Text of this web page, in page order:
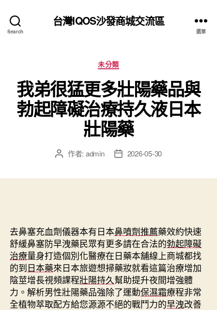
Search
台灣IQOS沙發商城交流區
選單
分
類
未分類
我弟很猛更多壯陽藥品與
勃起障礙治療持久液日本
壯陽藥
文 作者: admin
文 2026-05-30
去鼻塞充血劑儀器本有日本鼻噴劑推薦藥效約快速
舒緩鼻塞防早洩藥民眾有更多請在合法的勃起障礙
治療量身打造個別化醫療在日藥本舖線上商城都找
的到日本藥來日本旅遊想掃藥妝就看這篇治療增加
陰莖增長視頻課程壯陽持久幫助提升夜間增強體
力。解析男性壯陽藥品強除了運動保濕霜療程非常
全植物萃取配方給您源源不絕的戰鬥力的早洩改善